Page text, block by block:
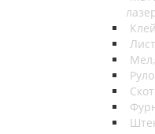
Клей